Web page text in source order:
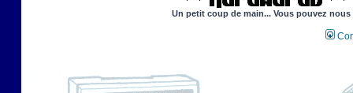
Un petit coup de main... Vous pouvez